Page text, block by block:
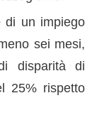
di un impiego
sei mesi,
disparità di
25% rispetto